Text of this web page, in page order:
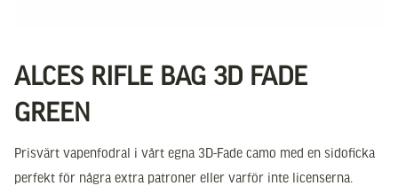
ALCES RIFLE BAG 3D FADE
GREEN
Prisvärt vapenfodral i vårt egna 3D-Fade camo med en sidoficka
perfekt för några extra patroner eller varför inte licenserna.